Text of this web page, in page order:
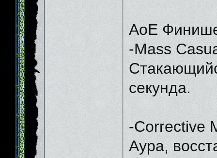
АоЕ
-Mass
секунда.
-Corrective
Аура,